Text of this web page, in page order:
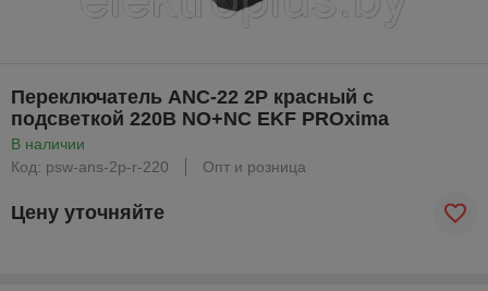
Переключатель ANC-22 2P красный с
подсветкой 220В NO+NC EKF PROxima
В наличии
Код: psw-ans-2p-r-220
Опт и розница
Цену уточняйте